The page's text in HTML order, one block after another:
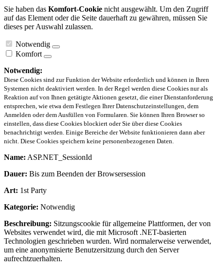
Sie haben das Komfort-Cookie nicht ausgewählt. Um den Zugriff
auf das Element oder die Seite dauerhaft zu gewähren, müssen Sie
dieses per Auswahl zulassen.
Notwendig
Komfort
Notwendig:
Diese Cookies sind zur Funktion der Website erforderlich und können in Ihren
Systemen nicht deaktiviert werden. In der Regel werden diese Cookies nur als
Reaktion auf von Ihnen getätigte Aktionen gesetzt, die einer Dienstanforderung
entsprechen, wie etwa dem Festlegen Ihrer Datenschutzeinstellungen, dem
Anmelden oder dem Ausfüllen von Formularen. Sie können Ihren Browser so
einstellen, dass diese Cookies blockiert oder Sie über diese Cookies
benachrichtigt werden. Einige Bereiche der Website funktionieren dann aber
nicht. Diese Cookies speichern keine personenbezogenen Daten.
Name: ASP.NET_SessionId
Dauer: Bis zum Beenden der Browsersession
Art: 1st Party
Kategorie: Notwendig
Beschreibung: Sitzungscookie für allgemeine Plattformen, der von
Websites verwendet wird, die mit Microsoft .NET-basierten
Technologien geschrieben wurden. Wird normalerweise verwendet,
um eine anonymisierte Benutzersitzung durch den Server
aufrechtzuerhalten.